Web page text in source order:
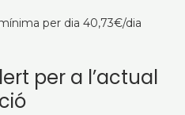
per dia 40,73€/dia
per a l’actual